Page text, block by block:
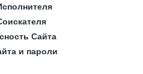
Сайта
и пароли